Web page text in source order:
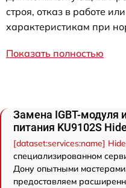
строя, отказ в работе
характеристикам при
Показать полностью
Замена IGBT-модуля
питания KU9102S
[dataset:services:name]
специализированном
Дону опытными
предоставляем